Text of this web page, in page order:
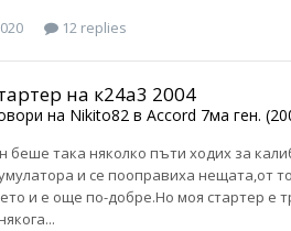
12 replies
на к24а3 2004
на Nikito82 в Accord 7ма ген.
беше така няколко пъти ходих за
и се пооправиха нещата,от
и е още по-добре.Но моя стартер е